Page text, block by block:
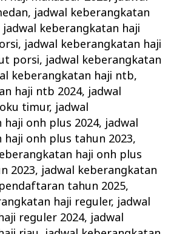
, jadwal keberangkatan
jadwal keberangkatan haji
, jadwal keberangkatan haji
porsi, jadwal keberangkatan
keberangkatan haji ntb,
haji ntb 2024, jadwal
timur, jadwal
onh plus 2024, jadwal
onh plus tahun 2023,
haji onh plus
2023, jadwal keberangkatan
tahun 2025,
haji reguler, jadwal
reguler 2024, jadwal